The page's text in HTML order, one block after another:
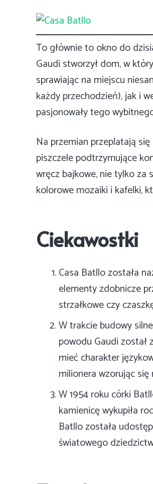
To głównie to okno do
Gaudi stworzył dom, w
sprawiając na miejscu
każdy przechodzień), jak i
pasjonowały tego
Na przemian przeplatają
piszczele podtrzymujące
wręcz bajkowe, nie tylko za
kolorowe mozaiki i kafelki,
Ciekawostki
Casa Batllo została
elementy zdobnicze
strzałkowe czy
W trakcie budowy
powodu Gaudi został
mieć charakter
milionera wzorując
W 1954 roku córki
kamienicę wykupiła
Batllo została
światowego